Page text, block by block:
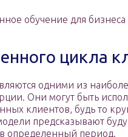
обучение для бизнеса
цикла
одними из
Они могут быть
клиентов, будь то
предсказывают
определенный период.